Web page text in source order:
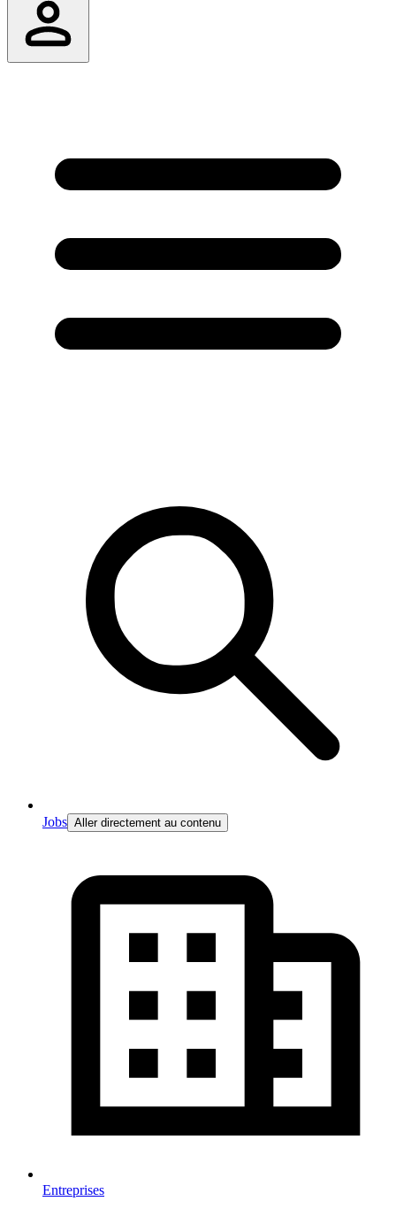
Jobs Aller directement au contenu
Entreprises